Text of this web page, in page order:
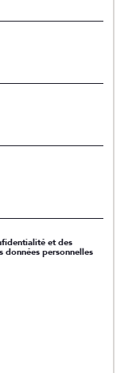
et des
personnelles